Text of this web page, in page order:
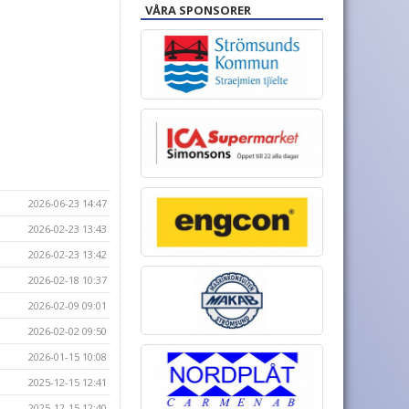
2026-06-23 14:47
2026-02-23 13:43
2026-02-23 13:42
2026-02-18 10:37
2026-02-09 09:01
2026-02-02 09:50
2026-01-15 10:08
2025-12-15 12:41
VÅRA SPONSORER